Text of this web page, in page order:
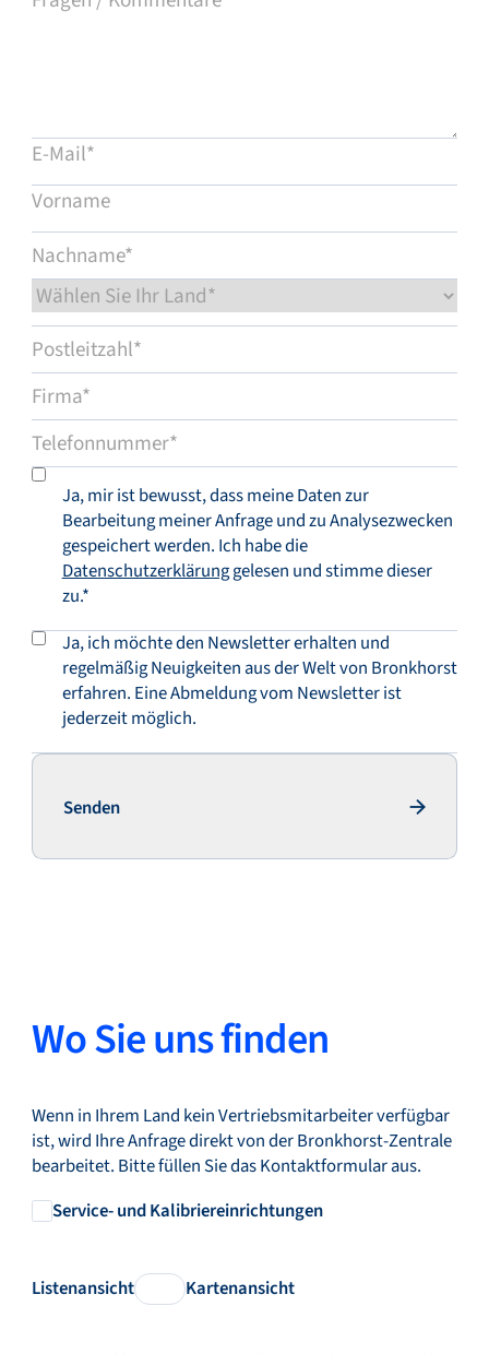
Kontakt aufnehmen
Ja, mir ist bewusst, dass meine Daten zur
Bearbeitung meiner Anfrage und zu Analysezwecken
gespeichert werden. Ich habe die
Datenschutzerklärunggelesen und stimme dieser
zu.*
Ja, ich möchte den Newsletter erhalten und
regelmäßig Neuigkeiten aus der Welt von Bronkhorst
erfahren. Eine Abmeldung vom Newsletter ist
jederzeit möglich.
Senden
Senden
Wo Sie uns finden
Wenn in Ihrem Land kein Vertriebsmitarbeiter verfügbar
ist, wird Ihre Anfrage direkt von der Bronkhorst-Zentrale
bearbeitet. Bitte füllen Sie das Kontaktformular aus.
Service- und Kalibriereinrichtungen
Listenansicht Kartenansicht